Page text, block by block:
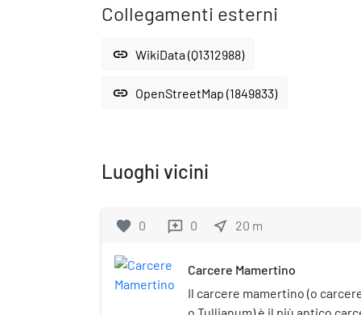
Collegamenti esterni
link WikiData (Q1312988)
link OpenStreetMap (1849833)
Luoghi vicini
favorite 0 reviews 0 near_me 20 m
Carcere Mamertino
Il carcere mamertino (o